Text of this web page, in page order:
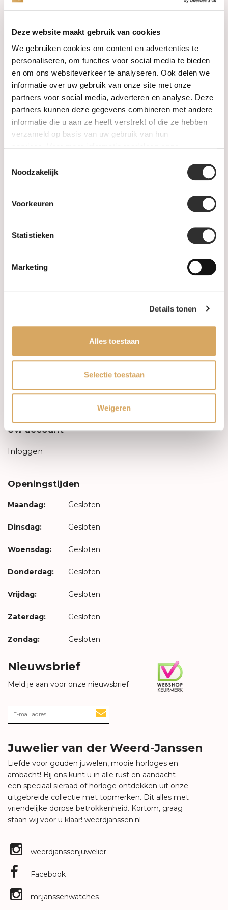
Deze website maakt gebruik van cookies
We gebruiken cookies om content en advertenties te
personaliseren, om functies voor social media te bieden
en om ons websiteverkeer te analyseren. Ook delen we
informatie over uw gebruik van onze site met onze
partners voor social media, adverteren en analyse. Deze
partners kunnen deze gegevens combineren met andere
informatie die u aan ze heeft verstrekt of die ze hebben
verzameld op basis van uw gebruik van hun
Noodzakelijk
Voorkeuren
Statistieken
Marketing
Details tonen
Alles toestaan
Selectie toestaan
Weigeren
Categorieën
Horloges
Juwelen
Trouwringen
PRE-OWNED
Informatie
Leveringsvoorwaarden
Privacy Policy
Uw account
Inloggen
Openingstijden
Maandag: Gesloten
Dinsdag: Gesloten
Woensdag: Gesloten
Donderdag: Gesloten
Vrijdag: Gesloten
Zaterdag: Gesloten
Zondag: Gesloten
Nieuwsbrief
Meld je aan voor onze nieuwsbrief
Juwelier van der Weerd-Janssen
Liefde voor gouden juwelen, mooie horloges en
ambacht! Bij ons kunt u in alle rust en aandacht
een speciaal sieraad of horloge ontdekken uit onze
uitgebreide collectie met topmerken. Dit alles met
vriendelijke dorpse betrokkenheid. Kortom, graag
staan wij voor u klaar! weerdjanssen.nl
weerdjanssenjuwelier
Facebook
mr.janssenwatches